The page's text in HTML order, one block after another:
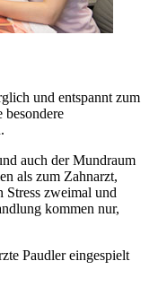
und entspannt zum
besondere
auch der Mundraum
als zum Zahnarzt,
Stress zweimal und
kommen nur,
Paudler eingespielt